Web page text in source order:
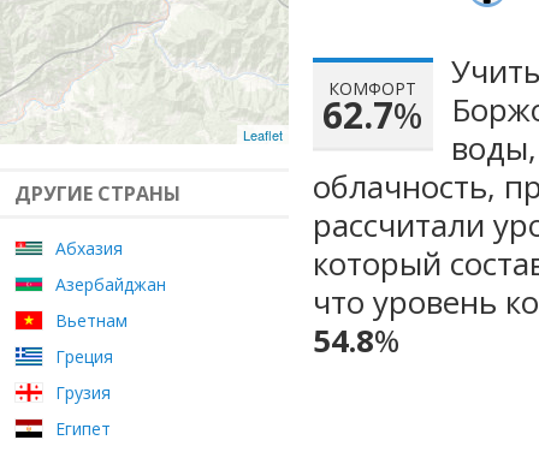
Leaflet
ДРУГИЕ СТРАНЫ
Абхазия
Азербайджан
Вьетнам
Греция
Грузия
Египет
КОМФОРТ
62.7%
облачность,
рассчитали
который
что уровень
54.8%